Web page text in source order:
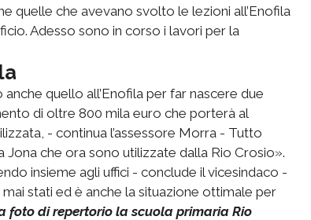
quelle che avevano svolto le lezioni all’Enofila
Adesso sono in corso i lavori per la
quello all’Enofila per far nascere due
di oltre 800 mila euro che porterà al
- continua l’assessore Morra - Tutto
che ora sono utilizzate dalla Rio Crosio».
insieme agli uffici - conclude il vicesindaco -
stati ed è anche la situazione ottimale per
foto di repertorio la scuola primaria Rio